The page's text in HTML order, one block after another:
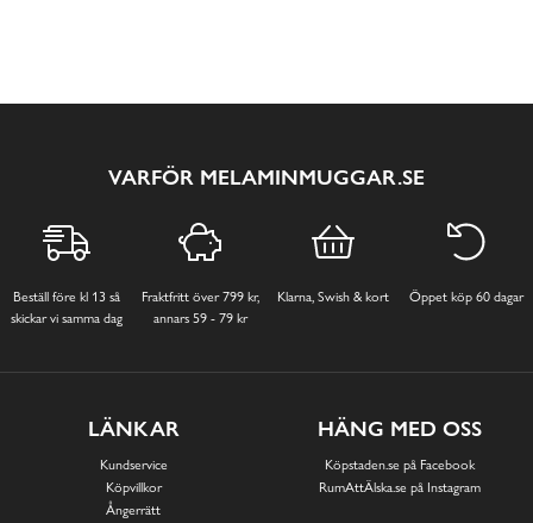
VARFÖR MELAMINMUGGAR.SE
Beställ före kl 13 så
skickar vi samma dag
Fraktfritt över 799 kr,
annars 59 - 79 kr
Klarna, Swish & kort Öppet köp 60 dagar
LÄNKAR
Kundservice
Köpvillkor
Ångerrätt
HÄNG MED OSS
Köpstaden.se på Facebook
RumAttÄlska.se på Instagram